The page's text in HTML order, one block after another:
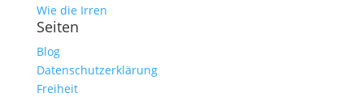
Wie die Irren
Seiten
Blog
Datenschutzerklärung
Freiheit